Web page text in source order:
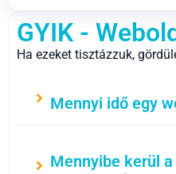
GYIK -
Ha ezeket tisztázzuk,
Mennyi idő egy
Mennyibe kerül a